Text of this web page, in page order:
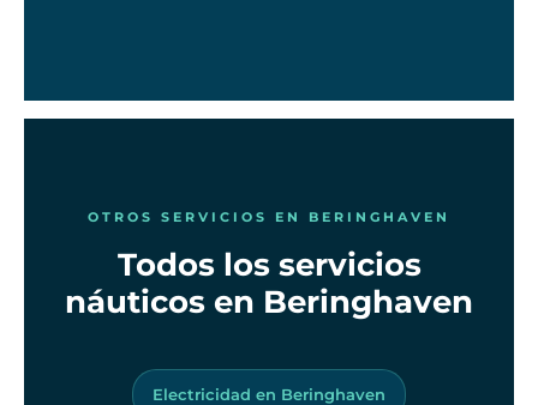
OTROS SERVICIOS EN BERINGHAVEN
Todos los servicios
náuticos en Beringhaven
Electricidad en Beringhaven